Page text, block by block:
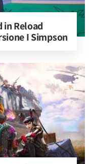
Reload
I Simpson